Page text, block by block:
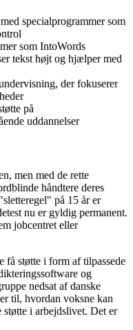
specialprogrammer som
som IntoWords
tekst højt og hjælper med
der fokuserer
på
uddannelser
men med de rette
håndtere deres
på 15 år er
nu er gyldig permanent.
jobcentret eller
få støtte i form af tilpassede
og
nedsat af danske
til, hvordan voksne kan
støtte i arbejdslivet. Det er